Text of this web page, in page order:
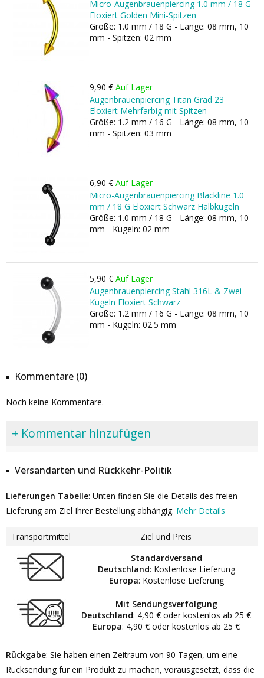
Micro-Augenbrauenpiercing 1.0 mm / 18 G
Eloxiert Golden Mini-Spitzen
Größe: 1.0 mm / 18 G - Länge: 08 mm, 10
mm - Spitzen: 02 mm
9,90 € Auf Lager
Augenbrauenpiercing Titan Grad 23
Eloxiert Mehrfarbig mit Spitzen
Größe: 1.2 mm / 16 G - Länge: 08 mm, 10
mm - Spitzen: 03 mm
6,90 € Auf Lager
Micro-Augenbrauenpiercing Blackline 1.0
mm / 18 G Eloxiert Schwarz Halbkugeln
Größe: 1.0 mm / 18 G - Länge: 08 mm, 10
mm - Kugeln: 02 mm
5,90 € Auf Lager
Augenbrauenpiercing Stahl 316L & Zwei
Kugeln Eloxiert Schwarz
Größe: 1.2 mm / 16 G - Länge: 08 mm, 10
mm - Kugeln: 02.5 mm
Kommentare (0)
Noch keine Kommentare.
+ Kommentar hinzufügen
Versandarten und Rückkehr-Politik
Lieferungen Tabelle: Unten finden Sie die Details des freien
Lieferung am Ziel Ihrer Bestellung abhängig. Mehr Details
Transportmittel
Ziel und Preis
Standardversand
Deutschland: Kostenlose Lieferung
Europa: Kostenlose Lieferung
Mit Sendungsverfolgung
Deutschland: 4,90 € oder kostenlos ab 25 €
Europa: 4,90 € oder kostenlos ab 25 €
Rückgabe: Sie haben einen Zeitraum von 90 Tagen, um eine
Rücksendung für ein Produkt zu machen, vorausgesetzt, dass die